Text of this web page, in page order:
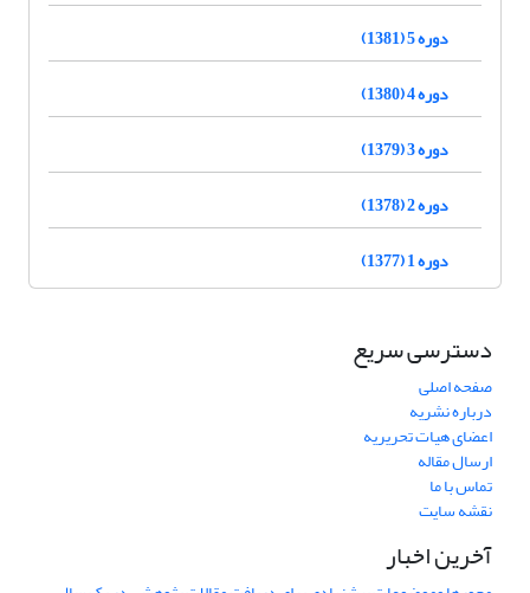
دوره 5 (1381)
دوره 4 (1380)
دوره 3 (1379)
دوره 2 (1378)
دوره 1 (1377)
دسترسی سریع
صفحه اصلی
درباره نشریه
اعضای هیات تحریریه
ارسال مقاله
تماس با ما
نقشه سایت
آخرین اخبار